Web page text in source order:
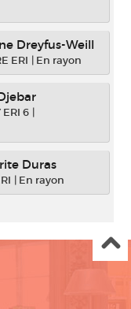
Dreyfus-Weill
ERI | En rayon
ERI 6 |
Duras
| En rayon